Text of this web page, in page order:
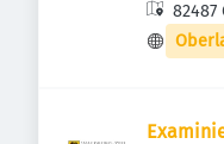
oder82487